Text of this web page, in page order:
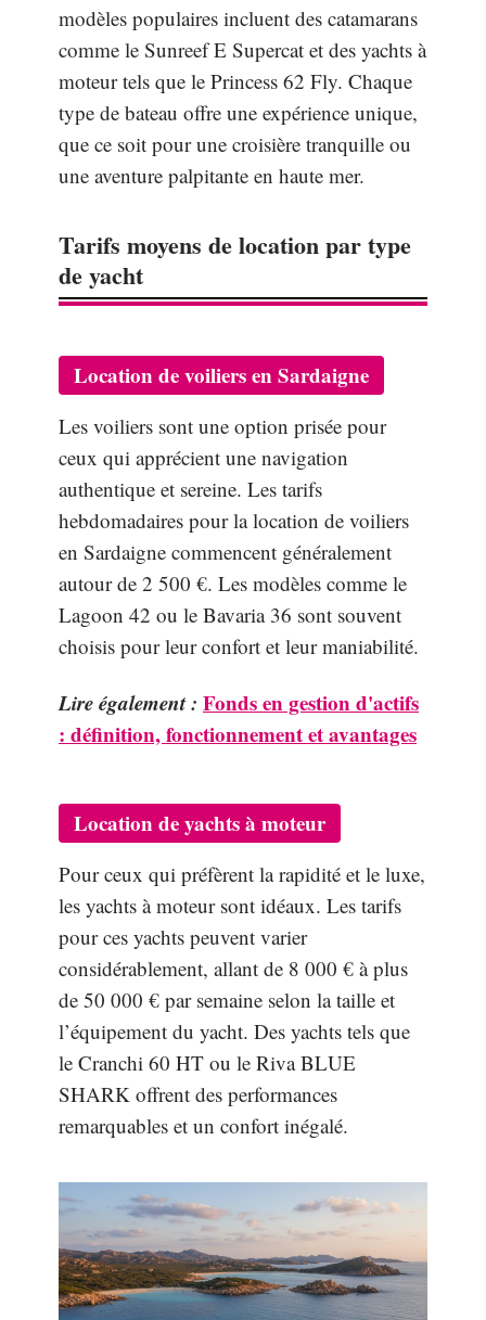
modèles populaires incluent des catamarans
comme le Sunreef E Supercat et des yachts à
moteur tels que le Princess 62 Fly. Chaque
type de bateau offre une expérience unique,
que ce soit pour une croisière tranquille ou
une aventure palpitante en haute mer.
Tarifs moyens de location par type
de yacht
Location de voiliers en Sardaigne
Les voiliers sont une option prisée pour
ceux qui apprécient une navigation
authentique et sereine. Les tarifs
hebdomadaires pour la location de voiliers
en Sardaigne commencent généralement
autour de 2 500 €. Les modèles comme le
Lagoon 42 ou le Bavaria 36 sont souvent
choisis pour leur confort et leur maniabilité.
Lire également : Fonds en gestion d'actifs
: définition, fonctionnement et avantages
Location de yachts à moteur
Pour ceux qui préfèrent la rapidité et le luxe,
les yachts à moteur sont idéaux. Les tarifs
pour ces yachts peuvent varier
considérablement, allant de 8 000 € à plus
de 50 000 € par semaine selon la taille et
l’équipement du yacht. Des yachts tels que
le Cranchi 60 HT ou le Riva BLUE
SHARK offrent des performances
remarquables et un confort inégalé.